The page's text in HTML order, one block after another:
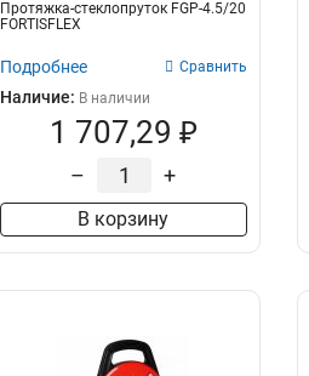
Протяжка-стеклопруток FGP-4.5/20
FORTISFLEX
Подробнее Сравнить
Наличие: В наличии
1 707,29 ₽
– +
В корзину